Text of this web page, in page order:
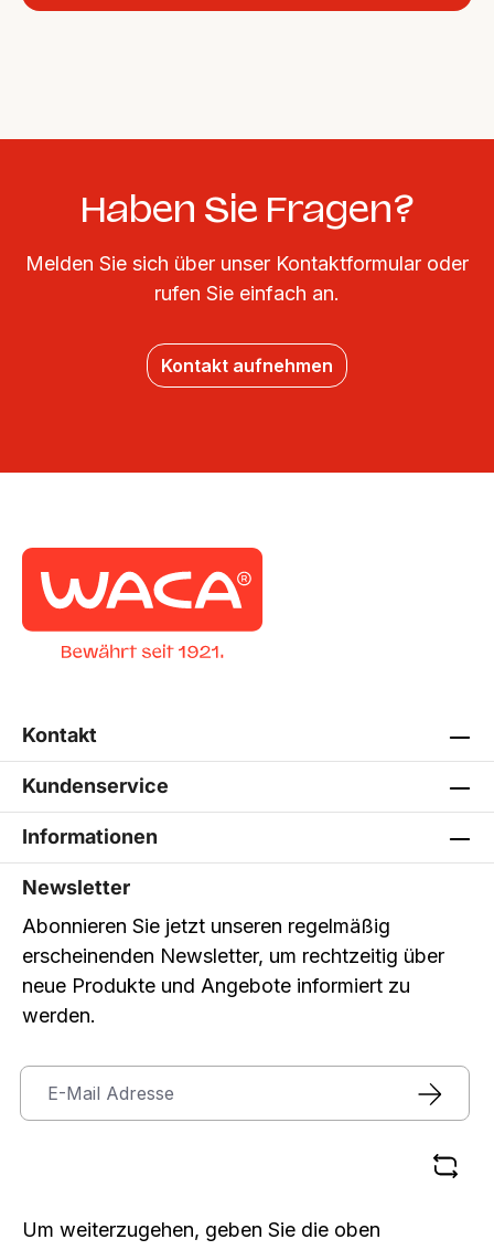
Haben Sie Fragen?
Melden Sie sich über unser Kontaktformular oder
rufen Sie einfach an.
Kontakt aufnehmen
Kontakt
Kundenservice
Informationen
Newsletter
Abonnieren Sie jetzt unseren regelmäßig
erscheinenden Newsletter, um rechtzeitig über
neue Produkte und Angebote informiert zu
werden.
Um weiterzugehen, geben Sie die oben